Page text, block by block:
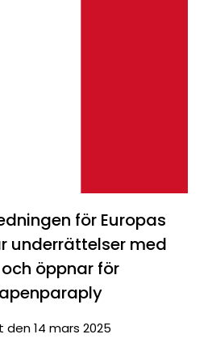
för Europas
underrättelser med
öppnar för
den 14 mars 2025